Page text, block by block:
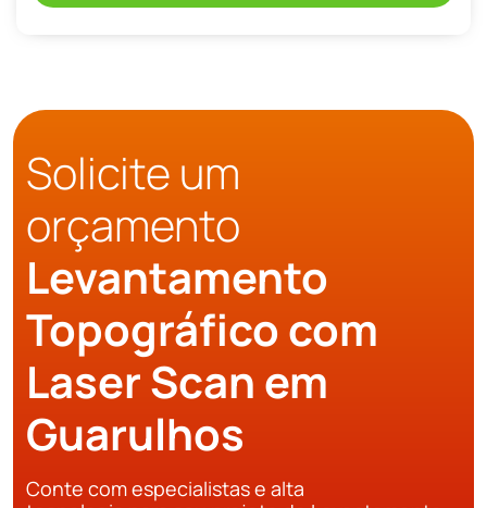
Solicite um
orçamento
Levantamento
Topográfico com
Laser Scan em
Guarulhos
Conte com especialistas e alta